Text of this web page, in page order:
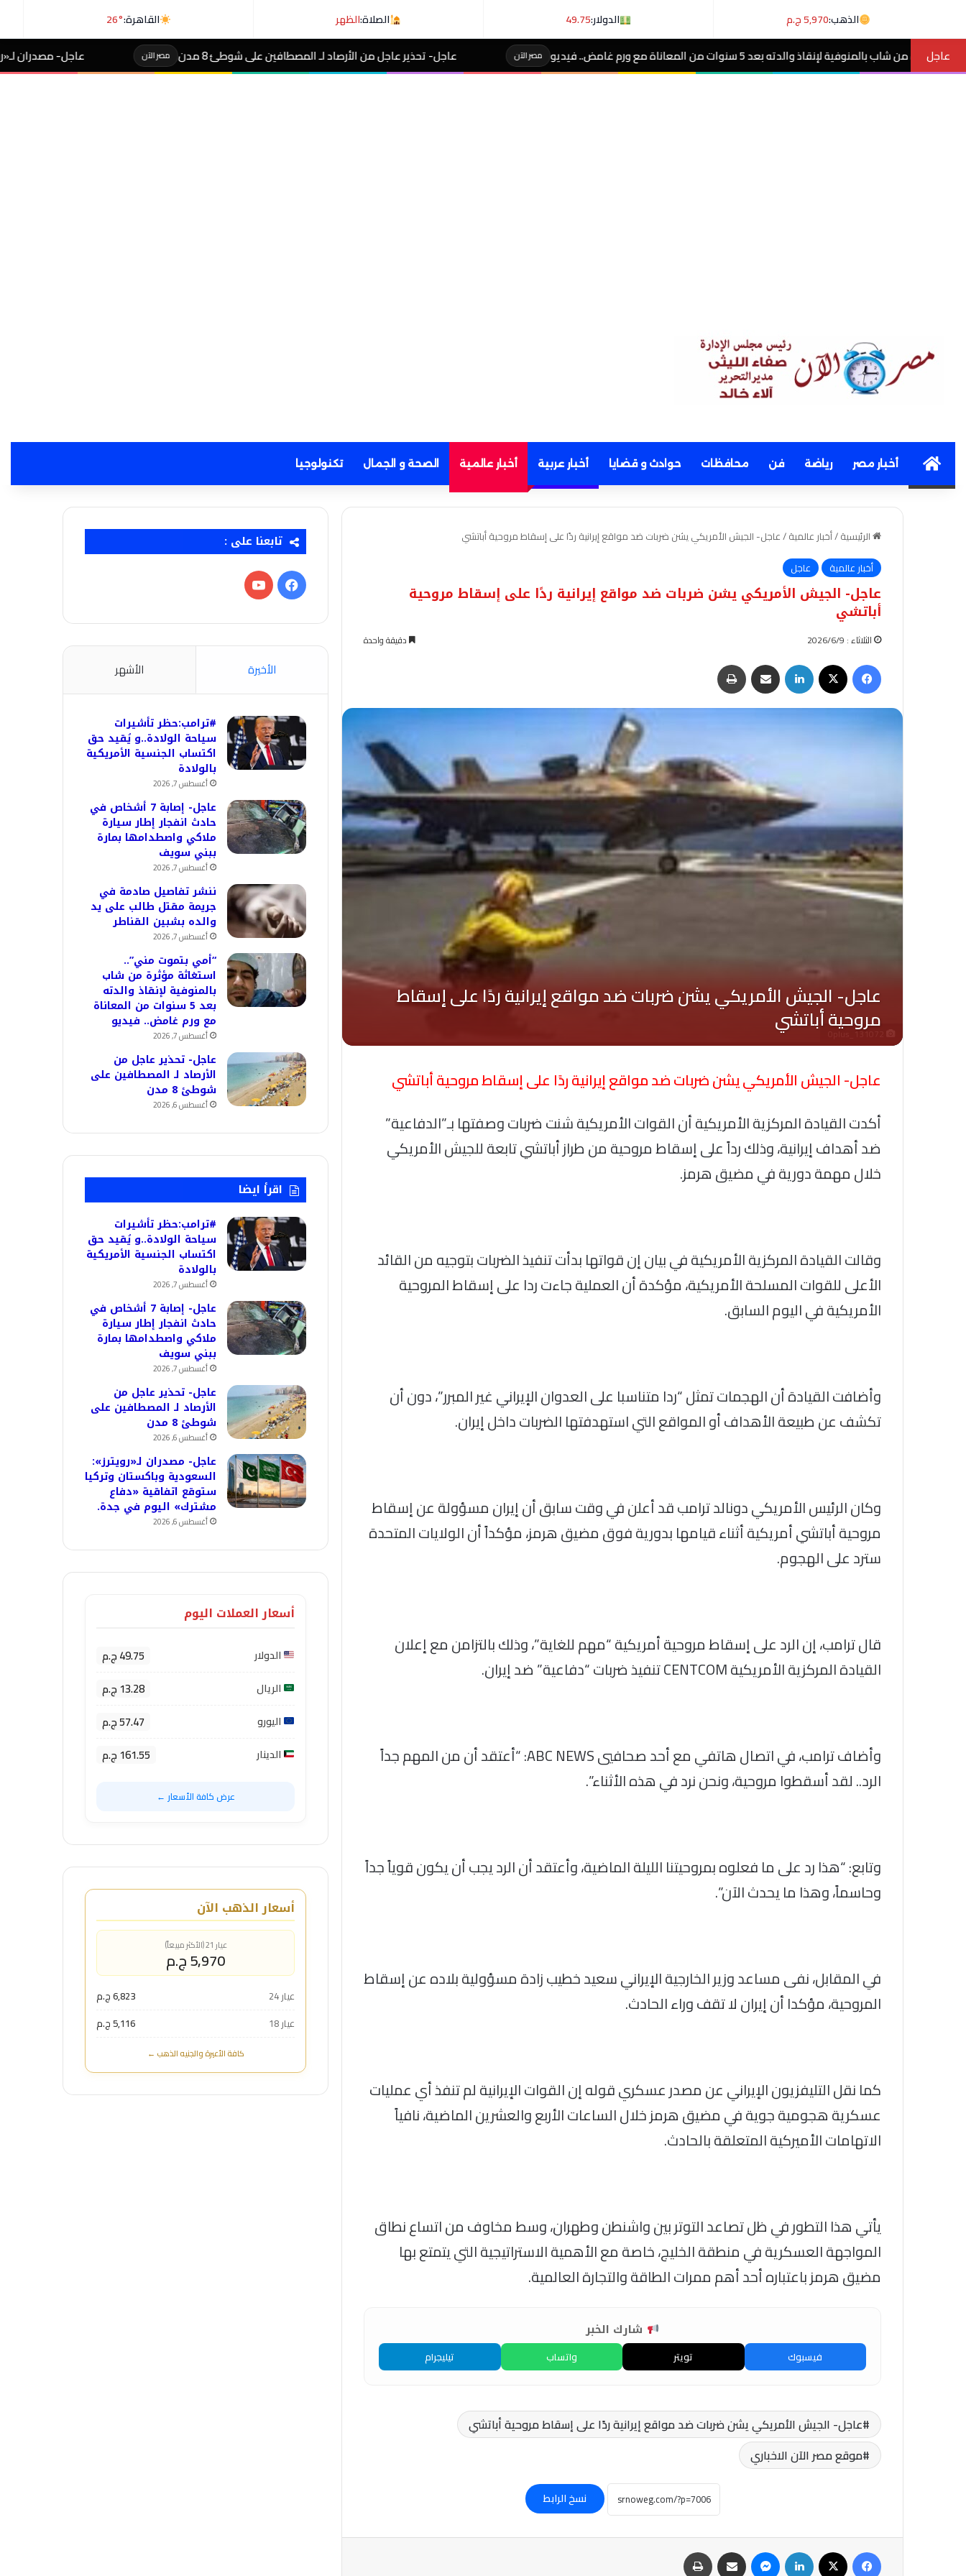
الذهب:5,970 ج.م الدولار:49.75 الصلاة:الظهر القاهرة:26°
عاجل
من المعاناة مع ورم غامض.. فيديو مصر الآن عاجل- تحذير عاجل من الأرصاد لـ المصطافين على شوطئ 8 مدن مصر الآن عاجل- مصدران لـ«رويترز»: السعودية
Homeأخبار مصر رياضة فن محافظات حوادث و قضايا أخبار عربية أخبار عالمية الصحة و الجمال تكنولوجيا
الرئيسية/أخبار عالمية/عاجل- الجيش الأمريكي يشن ضربات ضد مواقع إيرانية ردًا على إسقاط مروحية أباتشي
أخبار عالمية
عاجل
عاجل- الجيش الأمريكي يشن ضربات ضد مواقع إيرانية ردًا على إسقاط مروحية
أباتشي
الثلاثاء : 2026/6/9 دقيقة واحدة
فيسبوك لينكدإن مشاركة عبر البريد
عاجل- الجيش الأمريكي يشن ضربات ضد مواقع إيرانية ردًا على إسقاط مروحية أباتشي
أكدت القيادة المركزية الأمريكية أن القوات الأمريكية شنت ضربات وصفتها بـ”الدفاعية”
ضد أهداف إيرانية، وذلك رداً على إسقاط مروحية من طراز أباتشي تابعة للجيش الأمريكي
خلال مهمة دورية في مضيق هرمز.
وقالت القيادة المركزية الأمريكية في بيان إن قواتها بدأت تنفيذ الضربات بتوجيه من القائد
الأعلى للقوات المسلحة الأمريكية، مؤكدة أن العملية جاءت ردا على إسقاط المروحية
الأمريكية في اليوم السابق.
وأضافت القيادة أن الهجمات تمثل “ردا متناسبا على العدوان الإيراني غير المبرر”، دون أن
تكشف عن طبيعة الأهداف أو المواقع التي استهدفتها الضربات داخل إيران.
وكان الرئيس الأمريكي دونالد ترامب قد أعلن في وقت سابق أن إيران مسؤولة عن إسقاط
مروحية أباتشي أمريكية أثناء قيامها بدورية فوق مضيق هرمز، مؤكداً أن الولايات المتحدة
سترد على الهجوم.
قال ترامب، إن الرد على إسقاط مروحية أمريكية “مهم للغاية”، وذلك بالتزامن مع إعلان
القيادة المركزية الأمريكية CENTCOM تنفيذ ضربات “دفاعية” ضد إيران.
وأضاف ترامب، في اتصال هاتفي مع أحد صحافيي ABC NEWS: “أعتقد أن من المهم جداً
الرد.. لقد أسقطوا مروحية، ونحن نرد في هذه الأثناء”.
وتابع: “هذا رد على ما فعلوه بمروحيتنا الليلة الماضية، وأعتقد أن الرد يجب أن يكون قوياً جداً
وحاسماً، وهذا ما يحدث الآن”.
في المقابل، نفى مساعد وزير الخارجية الإيراني سعيد خطيب زادة مسؤولية بلاده عن إسقاط
المروحية، مؤكدا أن إيران لا تقف وراء الحادث.
كما نقل التليفزيون الإيراني عن مصدر عسكري قوله إن القوات الإيرانية لم تنفذ أي عمليات
عسكرية هجومية جوية في مضيق هرمز خلال الساعات الأربع والعشرين الماضية، نافياً
الاتهامات الأميركية المتعلقة بالحادث.
يأتي هذا التطور في ظل تصاعد التوتر بين واشنطن وطهران، وسط مخاوف من اتساع نطاق
المواجهة العسكرية في منطقة الخليج، خاصة مع الأهمية الاستراتيجية التي يتمتع بها
مضيق هرمز باعتباره أحد أهم ممرات الطاقة والتجارة العالمية.
شارك الخبر
فيسبوك تويتر واتساب تيليجرام
عاجل- الجيش الأمريكي يشن ضربات ضد مواقع إيرانية ردًا على إسقاط مروحية أباتشي
موقع مصر الآن الاخباري
نسخ الرابط
فيسبوك لينكدإن ماسنجر مشاركة عبر البريد
تابعنا على :
فيسبوك‫YouTube
الأخيرة الأشهر
#ترامب:حظر تأشيرات
سياحة الولادة..و يُقيد حق
اكتساب الجنسية الأمريكية
بالولادة
أغسطس 7, 2026
عاجل- إصابة 7 أشخاص في
حادث انفجار إطار سيارة
ملاكي واصطدامها بمارة
ببني سويف
أغسطس 7, 2026
ننشر تفاصيل صادمة في
جريمة مقتل طالب على يد
والده بشبين القناطر
أغسطس 7, 2026
“أمي بتموت مني”..
استغاثة مؤثرة من شاب
بالمنوفية لإنقاذ والدته
بعد 5 سنوات من المعاناة
مع ورم غامض.. فيديو
أغسطس 7, 2026
عاجل- تحذير عاجل من
الأرصاد لـ المصطافين على
شوطئ 8 مدن
أغسطس 6, 2026
اقرأ ايضا
#ترامب:حظر تأشيرات
سياحة الولادة..و يُقيد حق
اكتساب الجنسية الأمريكية
بالولادة
أغسطس 7, 2026
عاجل- إصابة 7 أشخاص في
حادث انفجار إطار سيارة
ملاكي واصطدامها بمارة
ببني سويف
أغسطس 7, 2026
عاجل- تحذير عاجل من
الأرصاد لـ المصطافين على
شوطئ 8 مدن
أغسطس 6, 2026
عاجل- مصدران لـ«رويترز»:
السعودية وباكستان وتركيا
ستوقع اتفاقية «دفاع
مشترك» اليوم في جدة.
أغسطس 6, 2026
أسعار العملات اليوم
الدولار 49.75 ج.م
الريال 13.28 ج.م
اليورو 57.47 ج.م
الدينار 161.55 ج.م
عرض كافة الأسعار ←
أسعار الذهب الآن
عيار 21 (الأكثر مبيعاً)
5,970 ج.م
عيار 24
6,823 ج.م
عيار 18
5,116 ج.م
كافة الأعيرة والجنيه الذهب ←